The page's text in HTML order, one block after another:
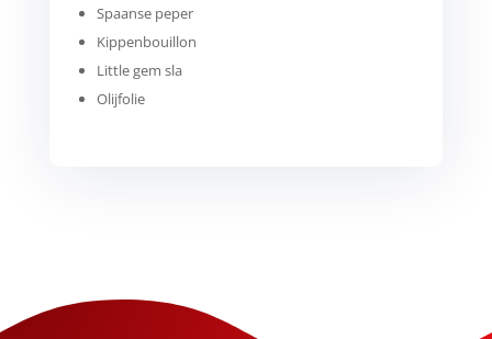
Spaanse peper
Kippenbouillon
Little gem sla
Olijfolie